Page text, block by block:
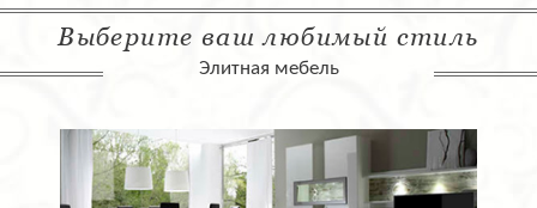
Выберите ваш любимый стиль
Элитная мебель